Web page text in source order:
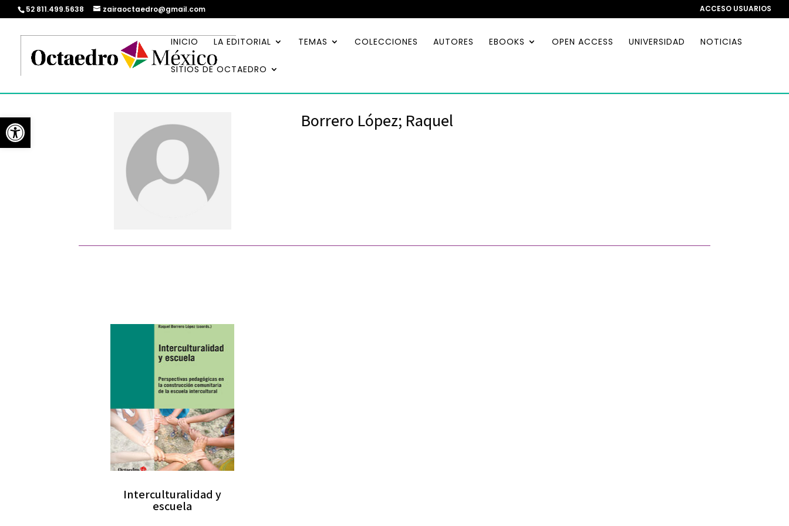
Abrir barra de herramientas
52 811.499.5638 zairaoctaedro@gmail.com ACCESO USUARIOS
INICIO LA EDITORIAL TEMAS COLECCIONES AUTORES EBOOKS OPEN ACCESS UNIVERSIDAD NOTICIAS
SITIOS DE OCTAEDRO
Borrero López; Raquel
Interculturalidad y
escuela